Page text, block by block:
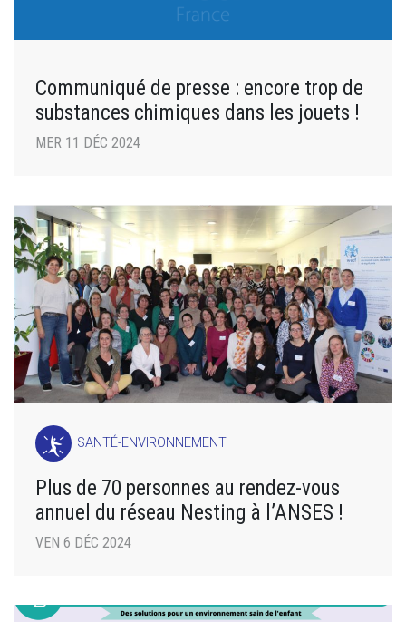
Communiqué de presse : encore trop de
substances chimiques dans les jouets !
MER 11 DÉC 2024
SANTÉ-ENVIRONNEMENT
Plus de 70 personnes au rendez-vous
annuel du réseau Nesting à l’ANSES !
VEN 6 DÉC 2024